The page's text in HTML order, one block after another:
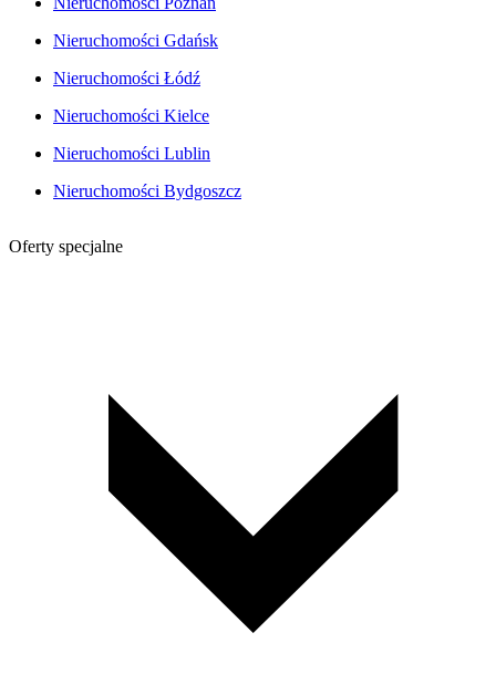
Nieruchomości Gdańsk
Nieruchomości Łódź
Nieruchomości Kielce
Nieruchomości Lublin
Nieruchomości Bydgoszcz
Oferty specjalne